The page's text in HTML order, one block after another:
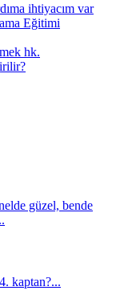
ihtiyacım var
Eğitimi
hk.
güzel, bende
kaptan?...